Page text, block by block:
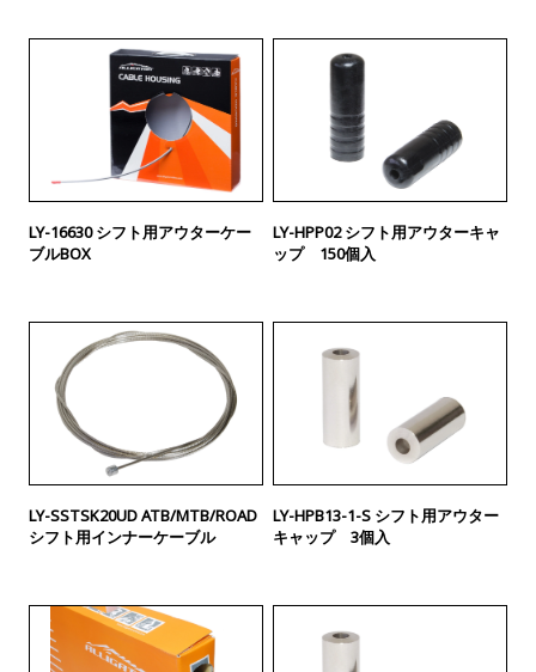
LY-16630 シフト用アウターケー
ブルBOX
LY-HPP02 シフト用アウターキャ
ップ 150個入
LY-SSTSK20UD ATB/MTB/ROAD
シフト用インナーケーブル
LY-HPB13-1-S シフト用アウター
キャップ 3個入